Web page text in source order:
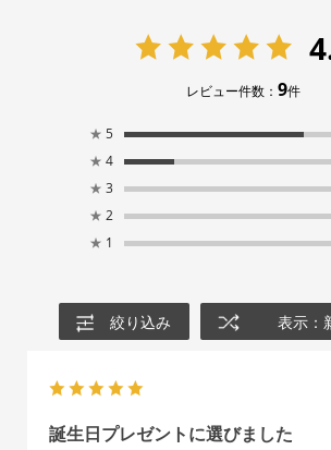
レビュー件数：9件
★ 5
★ 4
★ 3
★ 2
★ 1
絞り込み 表示：
誕生日プレゼントに選びました